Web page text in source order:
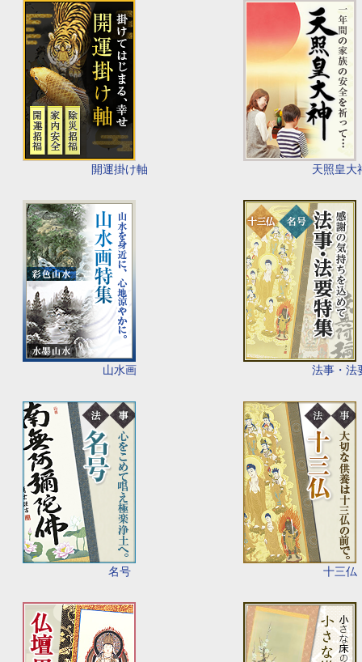
開運掛け軸 天照皇大
山水画 法事・法
名号 十三仏